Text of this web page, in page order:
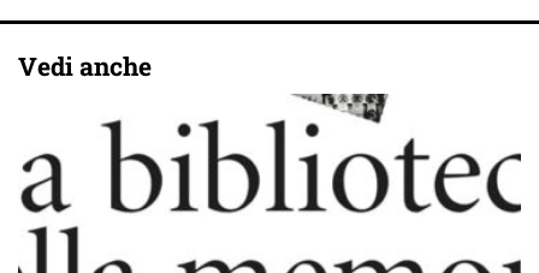
Vedi anche